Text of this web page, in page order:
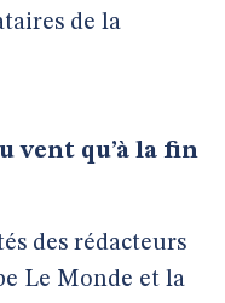
de la
vent qu’à la fin
des rédacteurs
Le Monde et la